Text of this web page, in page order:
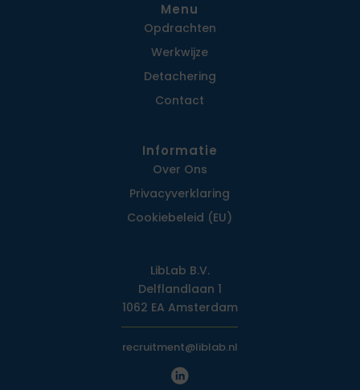
Menu
Opdrachten
Werkwijze
Detachering
Contact
Informatie
Over Ons
Privacy­verklaring
Cookiebeleid (EU)
LibLab B.V.
Delflandlaan 1
1062 EA Amsterdam
recruitment@liblab.nl